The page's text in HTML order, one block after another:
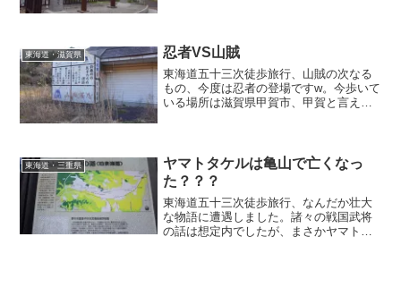
東海道・滋賀県 忍者VS山賊
東海道五十三次徒歩旅行、山賊の次なる
もの、今度は忍者の登場ですw。今歩いて
いる場所は滋賀県甲賀市、甲賀と言えば
んなことを考えるのも楽しい道中でし
た。
東海道・三重県
ヤマトタケルは亀山で亡くなっ
た？？？
東海道五十三次徒歩旅行、なんだか壮大
な物語に遭遇しました。諸々の戦国武将
の話は想定内でしたが、まさかヤマトタ